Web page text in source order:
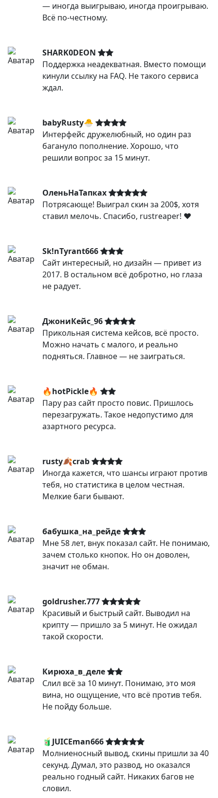
— иногда выигрываю, иногда проигрываю.
Всё по-честному.
SHARK0DEON
Поддержка неадекватная. Вместо помощи
кинули ссылку на FAQ. Не такого сервиса
ждал.
babyRusty🐣
Интерфейс дружелюбный, но один раз
багануло пополнение. Хорошо, что
решили вопрос за 15 минут.
ОленьНаТапках
Потрясающе! Выиграл скин за 200$, хотя
ставил мелочь. Спасибо, rustreaper! ❤️
Sk!nTyrant666
Сайт интересный, но дизайн — привет из
2017. В остальном всё добротно, но глаза
не радует.
ДжониКейс_96
Прикольная система кейсов, всё просто.
Можно начать с малого, и реально
подняться. Главное — не заиграться.
🔥hotPickle🔥
Пару раз сайт просто повис. Пришлось
перезагружать. Такое недопустимо для
азартного ресурса.
rusty🍂crab
Иногда кажется, что шансы играют против
тебя, но статистика в целом честная.
Мелкие баги бывают.
бабушка_на_рейде
Мне 58 лет, внук показал сайт. Не понимаю,
зачем столько кнопок. Но он доволен,
значит не обман.
goldrusher.777
Красивый и быстрый сайт. Выводил на
крипту — пришло за 5 минут. Не ожидал
такой скорости.
Кирюха_в_деле
Слил всё за 10 минут. Понимаю, это моя
вина, но ощущение, что всё против тебя.
Не пойду больше.
🧃JUICEman666
Молниеносный вывод, скины пришли за 40
секунд. Думал, это развод, но оказался
реально годный сайт. Никаких багов не
словил.